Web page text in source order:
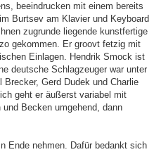
beeindrucken mit einem bereits
Burtsev am Klavier und Keyboard
zugrunde liegende kunstfertige
gekommen. Er groovt fetzig mit
Einlagen. Hendrik Smock ist
deutsche Schlagzeuger war unter
Gerd Dudek und Charlie
geht er äußerst variabel mit
Becken umgehend, dann
Ende nehmen. Dafür bedankt sich